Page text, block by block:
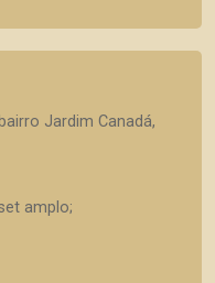
Jardim Canadá,
amplo;